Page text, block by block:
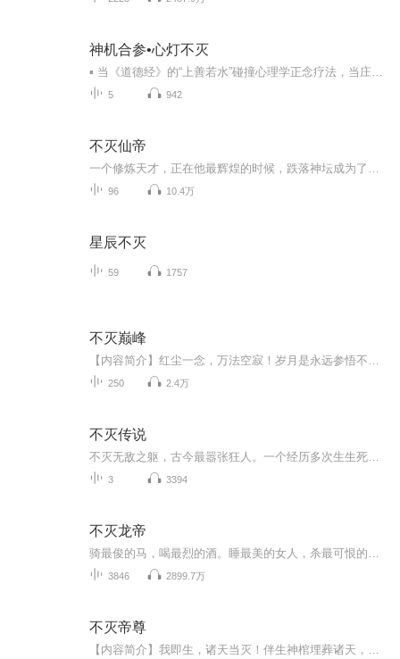
神机合参•心灯不灭
5 942
不灭仙帝
96 10.4万
星辰不灭
59 1757
不灭巅峰
250 2.4万
不灭传说
3 3394
不灭龙帝
3846 2899.7万
不灭帝尊